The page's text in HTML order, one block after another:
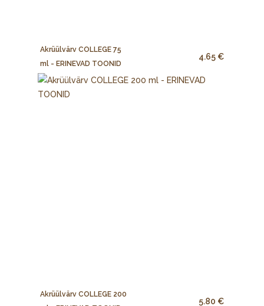
Akrüülvärv COLLEGE 75
ml - ERINEVAD TOONID
4.65 €
Akrüülvärv COLLEGE 200
5.80 €